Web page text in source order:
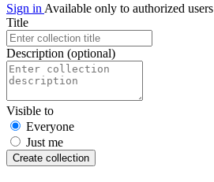
Sign in Available only to authorized users
Title
Description (optional)
Visible to
Everyone
Just me
Create collection